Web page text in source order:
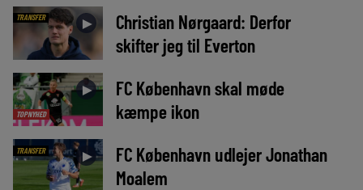
TRANSFER ►
Christian Nørgaard: Derfor
skifter jeg til Everton
TOPNYHED
►
FC København skal møde
kæmpe ikon
TRANSFER ►
FC København udlejer Jonathan
Moalem